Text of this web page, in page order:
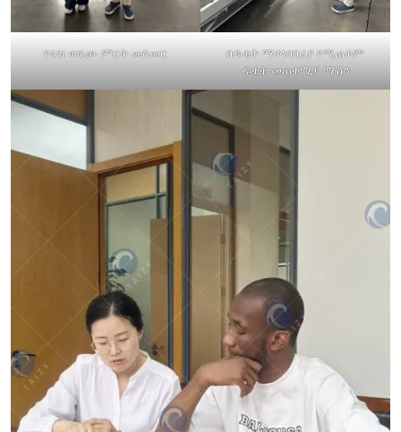
የሩዝ ወፍጮ ምርት መስመር
በዱቄት ማቀነባበሪያ የሚጠቀም
ዱቄት መጠቀሚያ ማሽን